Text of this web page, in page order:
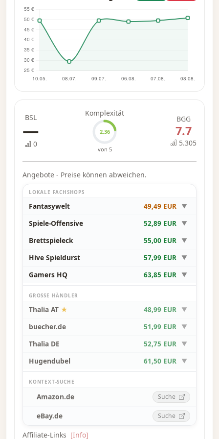
BSL
—
0
Komplexität
2.36
von 5
BGG
7.7
5.305
Angebote - Preise können abweichen.
LOKALE FACHSHOPS
Fantasywelt 49,49 EUR ▼
Spiele-Offensive 52,89 EUR ▼
Brettspieleck 55,00 EUR ▼
Hive Spieldurst 57,99 EUR ▼
Gamers HQ 63,85 EUR ▼
GROSSE HÄNDLER
Thalia AT ★ 48,99 EUR ▼
buecher.de 51,99 EUR ▼
Thalia DE 52,75 EUR ▼
Hugendubel 61,50 EUR ▼
KONTEXT-SUCHE
Amazon.de Suche
eBay.de Suche
Affiliate-Links [Info]